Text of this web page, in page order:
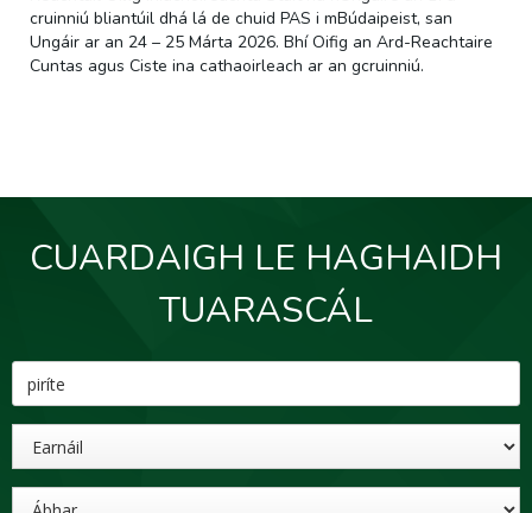
cruinniú bliantúil dhá lá de chuid PAS i mBúdaipeist, san
Ungáir ar an 24 – 25 Márta 2026. Bhí Oifig an Ard-Reachtaire
Cuntas agus Ciste ina cathaoirleach ar an gcruinniú.
CUARDAIGH LE HAGHAIDH
TUARASCÁL
Eochairfhocal
Earnáil
Ábhar